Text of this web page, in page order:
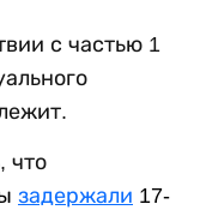
с частью 1
что
задержали 17-